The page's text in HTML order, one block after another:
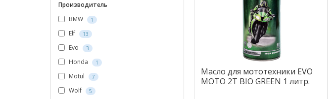
Производитель
BMW
1
Elf 13
Evo 3
Honda 1
Motul 7
Wolf 5
Масло для мототехники EVO
MOTO 2T BIO GREEN 1 литр.